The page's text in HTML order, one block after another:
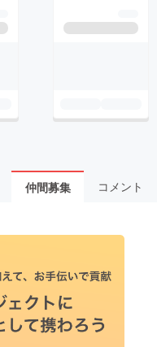
仲間募集 コメント